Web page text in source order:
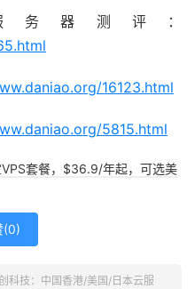
务器测评：
16123.html
5815.html
套餐，$36.9/年起，可选美
(0)
科技：中国香港/美国/日本云服